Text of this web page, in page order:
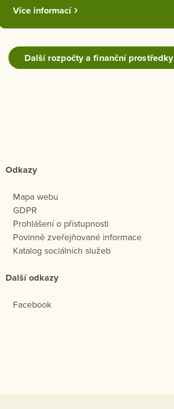
Více informací
Další rozpočty a finanční prostředky
Odkazy
Mapa webu
GDPR
Prohlášení o přístupnosti
Povinně zveřejňované informace
Katalog sociálních služeb
Další odkazy
Facebook